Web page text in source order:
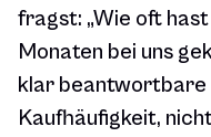
fragst: „Wie oft
Monaten bei uns
klar beantwortbare
Kaufhäufigkeit,